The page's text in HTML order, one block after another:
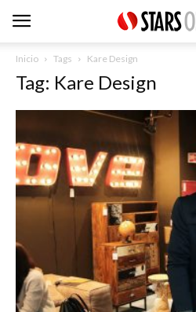
Inicio Tags Kare Design
Tag: Kare Design